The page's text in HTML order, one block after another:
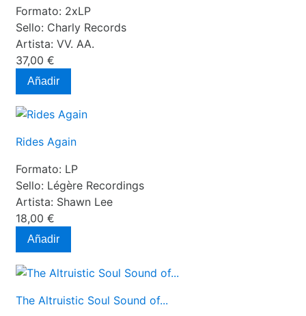
Formato: 2xLP
Sello: Charly Records
Artista: VV. AA.
37,00 €
Añadir
Rides Again
Formato: LP
Sello: Légère Recordings
Artista: Shawn Lee
18,00 €
Añadir
The Altruistic Soul Sound of​...